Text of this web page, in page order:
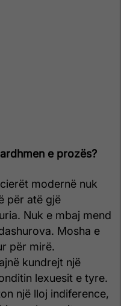
e prozës?
modernë nuk
për atë gjë
Nuk e mbaj mend
Mosha e
për mirë.
kundrejt një
lexuesit e tyre.
një lloj indiference,